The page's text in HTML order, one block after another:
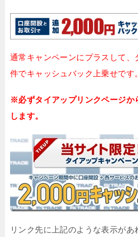
通常キャンペーンにプラスして、
件でキャッシュバック上乗せです。
※必ずタイアップリンクページか
します。
リンク先に上記のような表示があ